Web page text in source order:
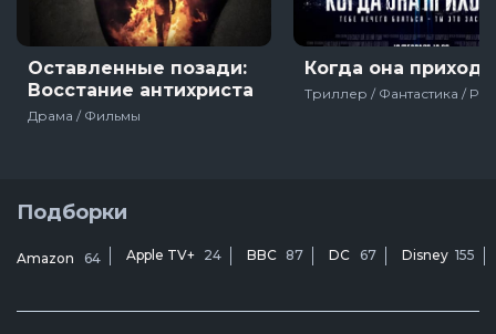
Оставленные позади:
Восстание антихриста
Драма / Фильмы
Когда она
Подборки
Amazon 64 Apple TV+ 24 BBC 87 DC 67 Disney 155